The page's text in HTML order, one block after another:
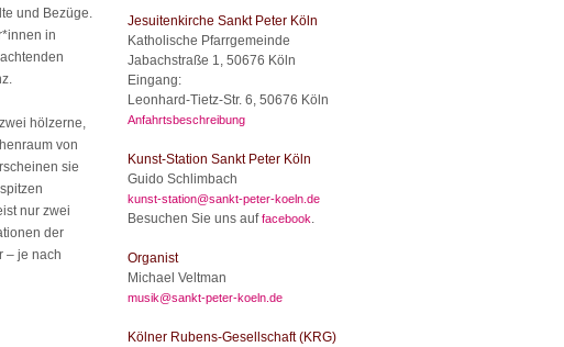
und Bezüge.
in
hölzerne,
von
sie
nur zwei
der
– je nach
Jesuitenkirche Sankt Peter Köln
Katholische Pfarrgemeinde
Jabachstraße 1, 50676 Köln
Eingang:
Leonhard-Tietz-Str. 6, 50676 Köln
Anfahrtsbeschreibung
Kunst-Station Sankt Peter Köln
Guido Schlimbach
kunst-station@sankt-peter-koeln.de
Besuchen Sie uns auffacebook.
Organist
Michael Veltman
musik@sankt-peter-koeln.de
Kölner Rubens-Gesellschaft (KRG)